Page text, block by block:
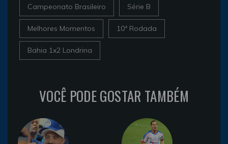
Campeonato Brasileiro Série B
Melhores Momentos 10ª Rodada
Bahia 1x2 Londrina
VOCÊ PODE GOSTAR TAMBÉM